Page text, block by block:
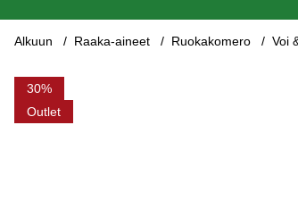
Alkuun Raaka-aineet Ruokakomero Voi
30
Outlet
Tuotekuvat Ghee LUOMU 360g